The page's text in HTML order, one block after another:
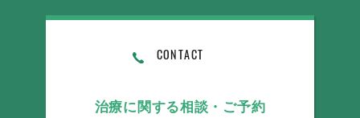
CONTACT
治療に関する相談・ご予約